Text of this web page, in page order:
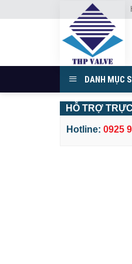
đến
DANH MỤC
HỖ TRỢ
Hotline: 0925